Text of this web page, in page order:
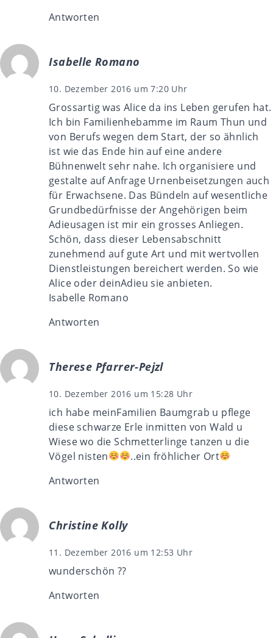
Antworten
Isabelle Romano
10. Dezember 2016 um 7:20 Uhr
Grossartig was Alice da ins Leben gerufen hat.
Ich bin Familienhebamme im Raum Thun und
von Berufs wegen dem Start, der so ähnlich
ist wie das Ende hin auf eine andere
Bühnenwelt sehr nahe. Ich organisiere und
gestalte auf Anfrage Urnenbeisetzungen auch
für Erwachsene. Das Bündeln auf wesentliche
Grundbedürfnisse der Angehörigen beim
Adieusagen ist mir ein grosses Anliegen.
Schön, dass dieser Lebensabschnitt
zunehmend auf gute Art und mit wertvollen
Dienstleistungen bereichert werden. So wie
Alice oder deinAdieu sie anbieten.
Isabelle Romano
Antworten
Therese Pfarrer-Pejzl
10. Dezember 2016 um 15:28 Uhr
ich habe meinFamilien Baumgrab u pflege
diese schwarze Erle inmitten von Wald u
Wiese wo die Schmetterlinge tanzen u die
Vögel nisten
..ein fröhlicher Ort
Antworten
Christine Kolly
11. Dezember 2016 um 12:53 Uhr
wunderschön ??
Antworten